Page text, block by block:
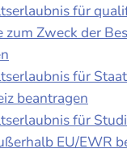
für
zum Zweck der
für
beantragen
für
EU/EWR